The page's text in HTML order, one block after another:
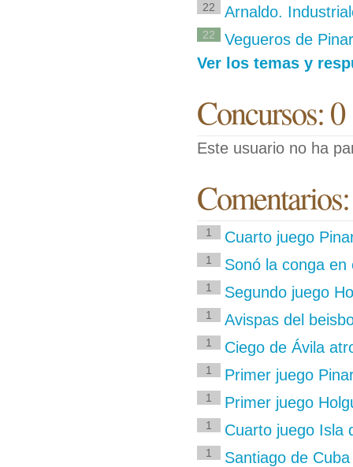
22 Arnaldo.
22
Vegueros de
Ver los temas y
Concursos: 0
Este usuario no ha
1 Cuarto juego
1 Sonó la conga
1 Segundo juego
1 Avispas del
1 Ciego de Ávila
1 Primer juego
1 Primer juego
1 Cuarto juego Isla
1 Santiago de